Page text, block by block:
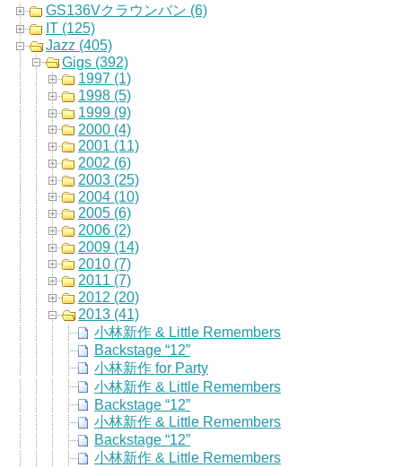
GS136Vクラウンバン (6)
IT (125)
Jazz (405)
Gigs (392)
1997 (1)
1998 (5)
1999 (9)
2000 (4)
2001 (11)
2002 (6)
2003 (25)
2004 (10)
2005 (6)
2006 (2)
2009 (14)
2010 (7)
2011 (7)
2012 (20)
2013 (41)
小林新作 & Little Remembers
Backstage “12”
小林新作 for Party
小林新作 & Little Remembers
Backstage “12”
小林新作 & Little Remembers
Backstage “12”
小林新作 & Little Remembers